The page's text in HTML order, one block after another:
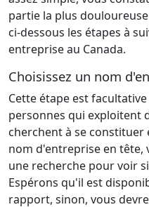
partie la plus
ci-dessous les étapes à
entreprise au Canada.
Choisissez un nom
Cette étape est
personnes qui exploitent
cherchent à se constituer
nom d'entreprise en tête,
une recherche pour voir
Espérons qu'il est
rapport, sinon, vous